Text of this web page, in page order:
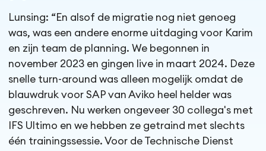
Lunsing: “En alsof de migratie nog niet genoeg
was, was een andere enorme uitdaging voor Karim
en zijn team de planning. We begonnen in
november 2023 en gingen live in maart 2024. Deze
snelle turn-around was alleen mogelijk omdat de
blauwdruk voor SAP van Aviko heel helder was
geschreven. Nu werken ongeveer 30 collega's met
IFS Ultimo en we hebben ze getraind met slechts
één trainingssessie. Voor de Technische Dienst